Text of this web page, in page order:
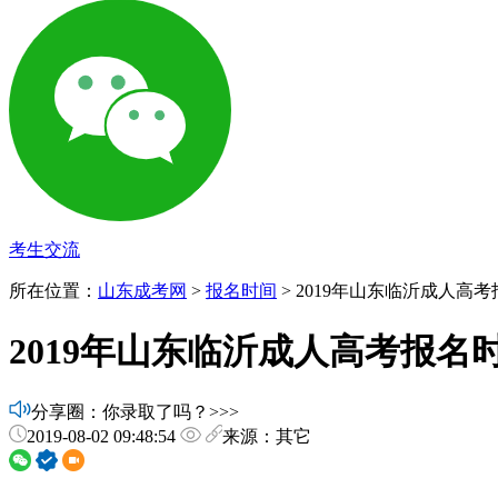
考生交流
所在位置： 山东成考网 > 报名时间 > 2019年山东临沂成人高考
2019年山东临沂成人高考报名
分享圈：你录取了吗？>>>
2019-08-02 09:48:54
来源：其它